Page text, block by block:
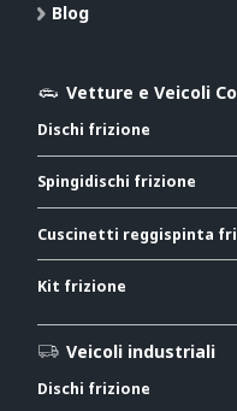
Blog
Vetture e Veicoli
Dischi frizione
Spingidischi frizione
Cuscinetti reggispinta
Kit frizione
Veicoli industriali
Dischi frizione